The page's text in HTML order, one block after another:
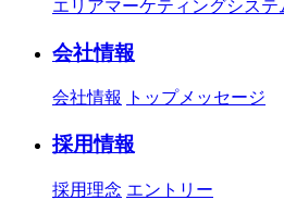
エリアマーケティングシステ
会社情報
会社情報 トップメッセージ
採用情報
採用理念 エントリー